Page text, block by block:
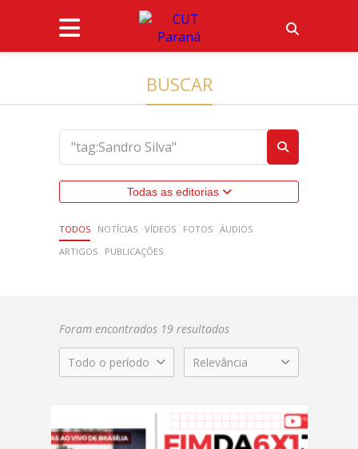
BUSCAR
Todas as editorias
TODOS NOTÍCIAS VÍDEOS FOTOS ÁUDIOS
ARTIGOS
PUBLICAÇÕES
Foram encontrados 19 resultados
Todo o período Relevância